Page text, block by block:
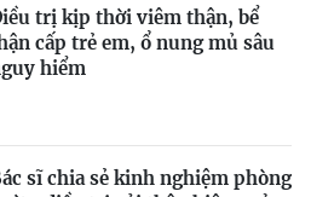
trị kịp thời viêm thận, bể
cấp trẻ em, ổ nung mủ sâu
hiểm
sĩ chia sẻ kinh nghiệm phòng